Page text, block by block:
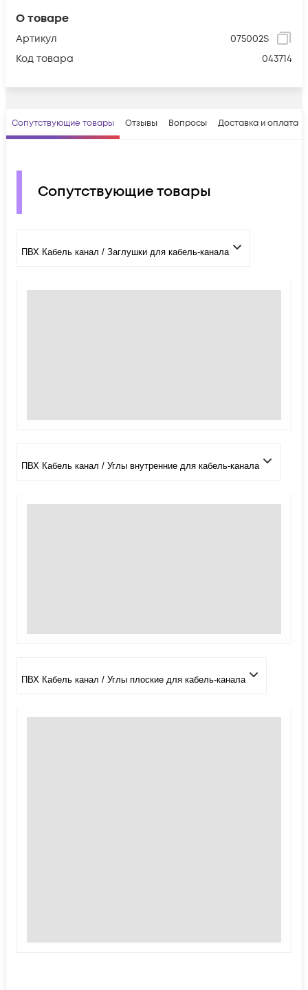
О товаре
Артикул
075002S
Код товара
043714
Сопутствующие товары Отзывы Вопросы Доставка и оплата
Сопутствующие товары
ПВХ Кабель канал / Заглушки для кабель-канала
ПВХ Кабель канал / Углы внутренние для кабель-канала
ПВХ Кабель канал / Углы плоские для кабель-канала